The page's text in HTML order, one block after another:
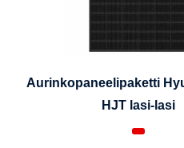
Aurinkopaneelipaketti
HJT lasi-lasi